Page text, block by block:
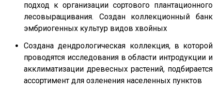
подход к организации сортового плантационного
лесовыращивания. Создан коллекционный банк
эмбриогенных культур видов хвойных
Создана дендрологическая коллекция, в которой
проводятся исследования в области интродукции и
акклиматизации древесных растений, подбирается
ассортимент для озленения населенных пунктов